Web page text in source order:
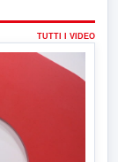
TUTTI I VIDEO